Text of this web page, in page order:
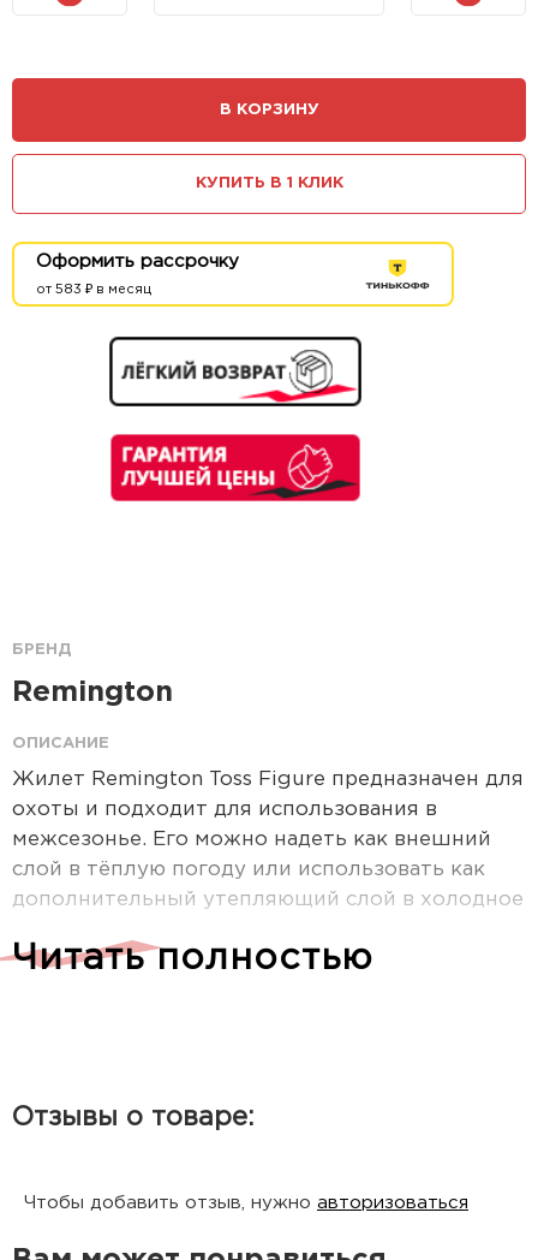
В КОРЗИНУ
КУПИТЬ В 1 КЛИК
Оформить рассрочку
от 583 ₽ в месяц
БРЕНД
Remington
ОПИСАНИЕ
Жилет Remington Toss Figure предназначен для
охоты и подходит для использования в
межсезонье. Его можно надеть как внешний
слой в тёплую погоду или использовать как
дополнительный утепляющий слой в холодное
движения. Три кармана позволяют удобно
рыболовы, что позволило учесть все их
Преимущества:
Читать полностью
Отзывы о товаре:
Чтобы добавить отзыв, нужно авторизоваться